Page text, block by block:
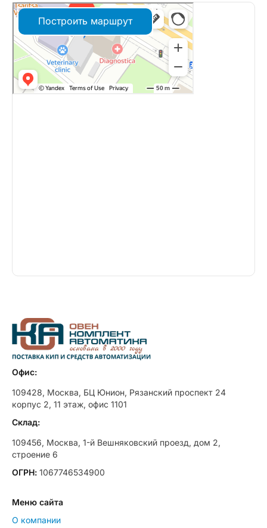
Построить маршрут
Офис:
109428, Москва, БЦ Юнион, Рязанский проспект 24
корпус 2, 11 этаж, офис 1101
Склад:
109456, Москва, 1-й Вешняковский проезд, дом 2,
строение 6
ОГРН: 1067746534900
Меню сайта
О компании